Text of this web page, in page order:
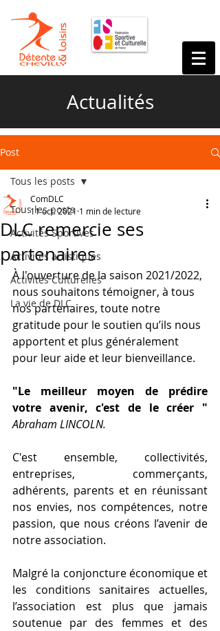
Actualités
Post
Tous les posts
Activités Sportives
Activités artistiques
Activités Culturelles
La vie de DLC
Tous les posts
DLC remercie ses
partenaires
ComDLC
11 oct. 2021 1 min de lecture
À l'ouverture de la saison 2021/2022,
nous souhaitons témoigner, à tous
nos partenaires, toute notre
gratitude pour le soutien qu’ils nous
apportent et plus généralement
pour leur aide et leur bienveillance.
"Le meilleur moyen de prédire
Abraham LINCOLN.
C'est ensemble, collectivités,
entreprises, commerçants,
adhérents, parents et en réunissant
nos envies, nos compétences, notre
passion, que nous créons l’avenir de
notre association.
Malgré la conjoncture économique et
les conditions sanitaires actuelles,
l’association est plus que jamais
soutenue par des femmes et des